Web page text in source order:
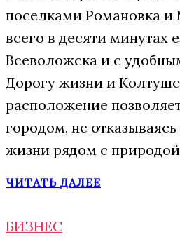
поселками Романовка и
всего в десяти минутах
Всеволожска и с
Дорогу жизни и
расположение
городом, не
жизни рядом с
ЧИТАТЬ ДАЛЕЕ
БИЗНЕС